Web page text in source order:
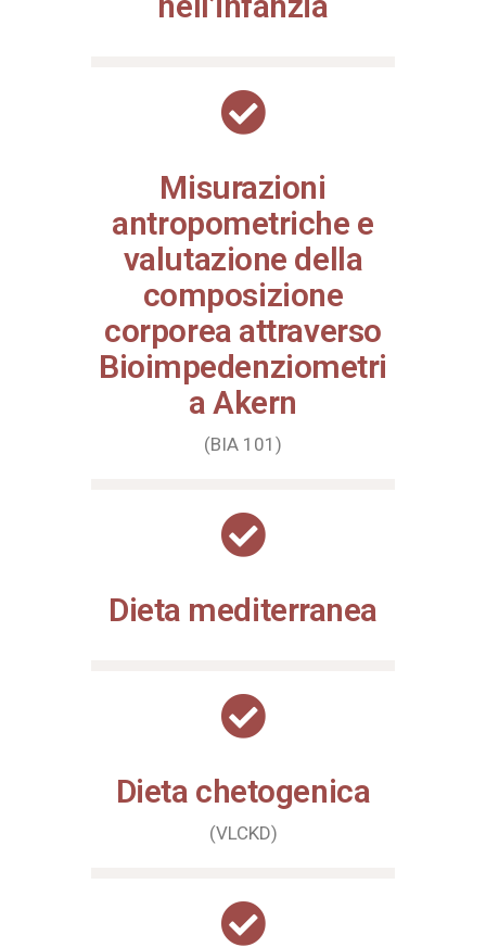
Misurazioni
antropometriche e
valutazione della
composizione
corporea attraverso
Bioimpedenziometri
a Akern
(BIA 101)
Dieta mediterranea
Dieta chetogenica
(VLCKD)